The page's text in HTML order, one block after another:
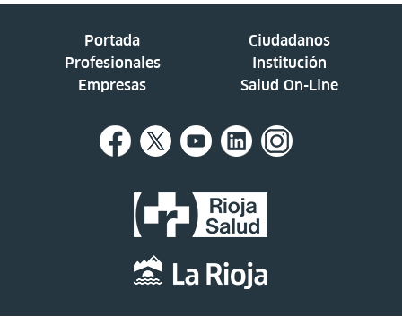
Portada
Ciudadanos
Profesionales
Institución
Empresas
Salud On-Line